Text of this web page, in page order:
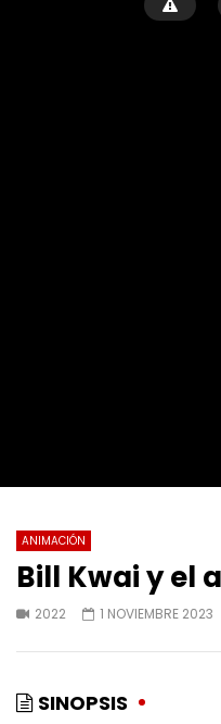
ANIMACIÓN
Bill Kwai y el
2022 1 NOVIEMBRE 2023
SINOPSIS